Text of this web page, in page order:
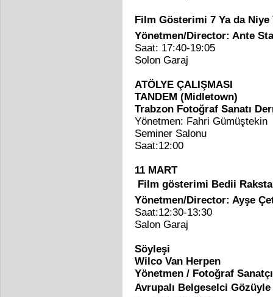
Film Gösterimi 7 Ya da Niye
Yönetmen/Director: Ante
Saat: 17:40-19:05
Solon Garaj
ATÖLYE ÇALIŞMASI
TANDEM (Midletown)
Trabzon Fotoğraf Sanatı
Yönetmen: Fahri Gümüştekin
Seminer Salonu
Saat:12:00
11 MART
Film gösterimi Bedii
Yönetmen/Director: Ayşe
Saat:12:30-13:30
Salon Garaj
Söyleşi
Wilco Van Herpen
Yönetmen / Fotoğraf
Avrupalı Belgeselci